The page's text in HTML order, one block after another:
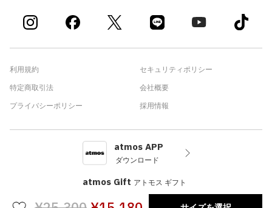
利用規約
特定商取引法
プライバシーポリシー
セキュリティポリシー
会社概要
採用情報
atmos APP
ダウンロード
atmos Gift アトモス ギフト